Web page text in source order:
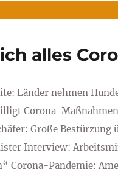
alles
Länder nehmen
Corona-
Große Bestürzung
Interview:
Corona-Pandemie: